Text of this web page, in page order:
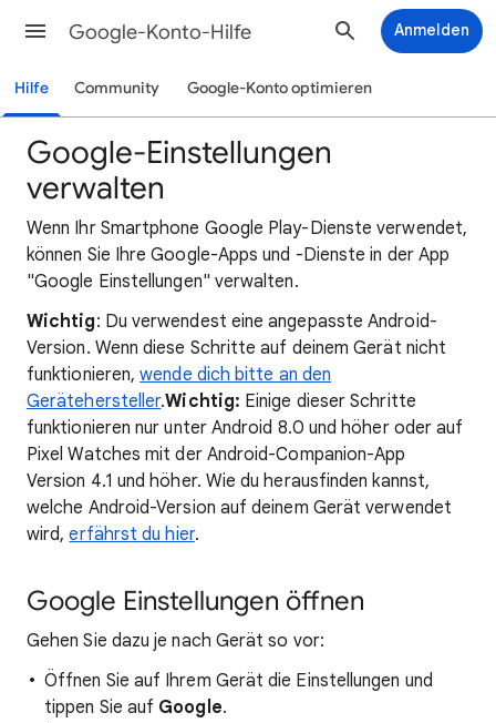
Google-Konto-Hilfe Anmelden
Hilfe Community Google-Konto optimieren
Google-Einstellungen
verwalten
Wenn Ihr Smartphone Google Play-Dienste verwendet,
können Sie Ihre Google-Apps und -Dienste in der App
"Google Einstellungen" verwalten.
Wichtig: Du verwendest eine angepasste Android-
Version. Wenn diese Schritte auf deinem Gerät nicht
funktionieren,wende dich bitte an den
Gerätehersteller.Wichtig: Einige dieser Schritte
funktionieren nur unter Android 8.0 und höher oder auf
Pixel Watches mit der Android-Companion-App
Version 4.1 und höher. Wie du herausfinden kannst,
welche Android-Version auf deinem Gerät verwendet
wird,erfährst du hier.
Google Einstellungen öffnen
Gehen Sie dazu je nach Gerät so vor:
Öffnen Sie auf Ihrem Gerät die Einstellungen und
tippen Sie auf Google.